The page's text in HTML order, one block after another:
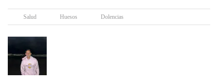
Salud Huesos Dolencias